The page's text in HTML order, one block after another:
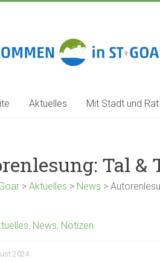
Aktuelles Mit Stadt und Rat
Tal &
> Aktuelles > News >
, News, Notizen
2024